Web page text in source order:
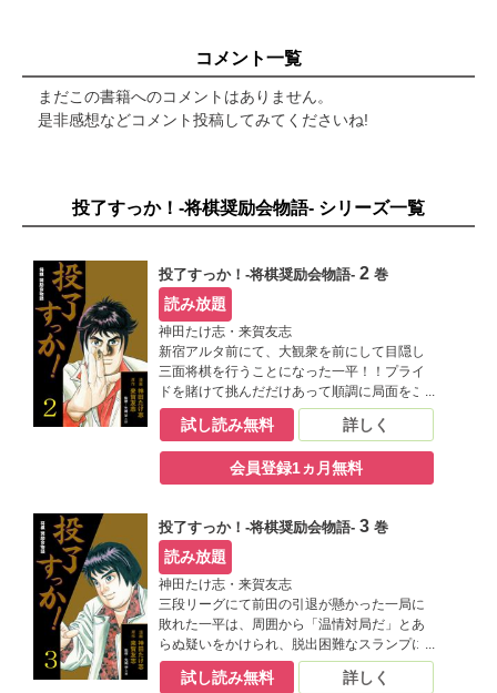
コメント一覧
まだこの書籍へのコメントはありません。
是非感想などコメント投稿してみてくださいね!
投了すっか！-将棋奨励会物語- シリーズ一覧
投了すっか！-将棋奨励会物語-2巻
読み放題
神田たけ志・来賀友志
新宿アルタ前にて、大観衆を前にして目隠し
三面将棋を行うことになった一平！！プライ
ドを賭けて挑んだだけあって順調に局面をこ
なしていくが、観客の中にチャチャを入れる
女共がいて一平は怒り心頭。しかもその影響
で頭の中が真っ白になってしまった…！！
試し読み無料 詳しく
会員登録1ヵ月無料
投了すっか！-将棋奨励会物語-3巻
読み放題
神田たけ志・来賀友志
三段リーグにて前田の引退が懸かった一局に
敗れた一平は、周囲から「温情対局だ」とあ
らぬ疑いをかけられ、脱出困難なスランプに
陥ってしまう――。果たして一平に活路はあ
るのか…！？堂々の完結編！！
試し読み無料 詳しく